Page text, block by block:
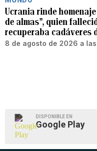
Ucrania rinde
de almas”, quien
recuperaba cadáveres
8 de agosto de 2026 a las
DISPONIBLE EN
Google Play